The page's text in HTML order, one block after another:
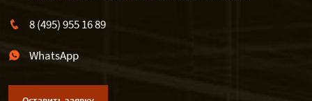
8 (495) 955 16 89
WhatsApp